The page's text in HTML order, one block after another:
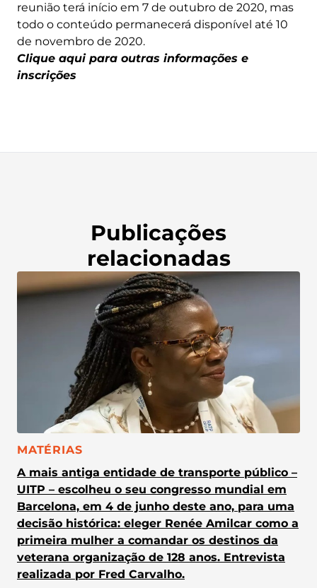
reunião terá início em 7 de outubro de 2020, mas
todo o conteúdo permanecerá disponível até 10
de novembro de 2020.
Clique aqui para outras informações e
inscrições
Publicações
relacionadas
CATEGORIA:
MATÉRIAS
A mais antiga entidade de transporte público –
UITP – escolheu o seu congresso mundial em
Barcelona, em 4 de junho deste ano, para uma
decisão histórica: eleger Renée Amilcar como a
primeira mulher a comandar os destinos da
veterana organização de 128 anos. Entrevista
realizada por Fred Carvalho.